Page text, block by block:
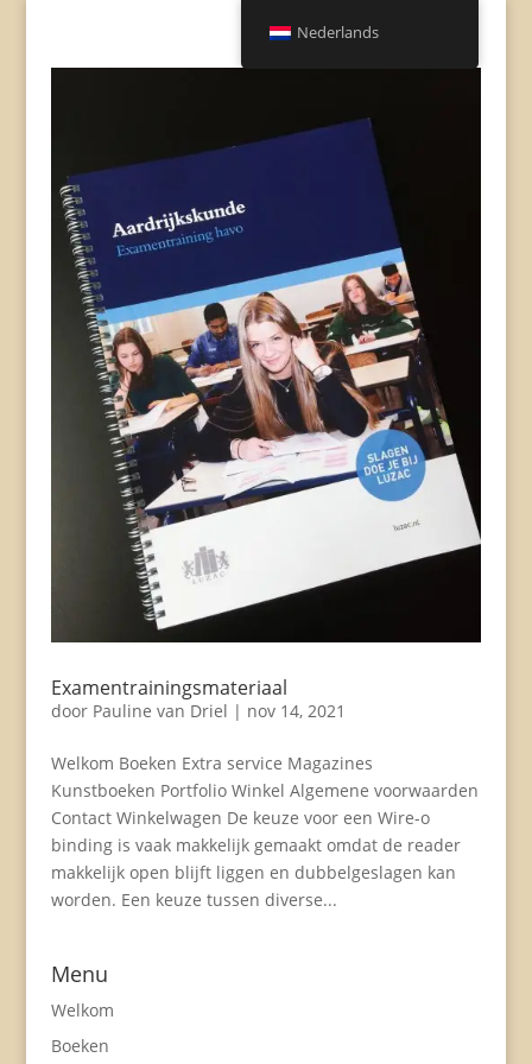
Examentrainingsmateriaal
door Pauline van Driel | nov 14, 2021
Welkom Boeken Extra service Magazines
Kunstboeken Portfolio Winkel Algemene voorwaarden
Contact Winkelwagen De keuze voor een Wire-o
binding is vaak makkelijk gemaakt omdat de reader
makkelijk open blijft liggen en dubbelgeslagen kan
worden. Een keuze tussen diverse...
Menu
Welkom
Boeken
Deze cookies
zijn niet
voor de site
om te
functioneren.
Statistieken
en structuur
van de site
kunnen
op basis van
Nederlands